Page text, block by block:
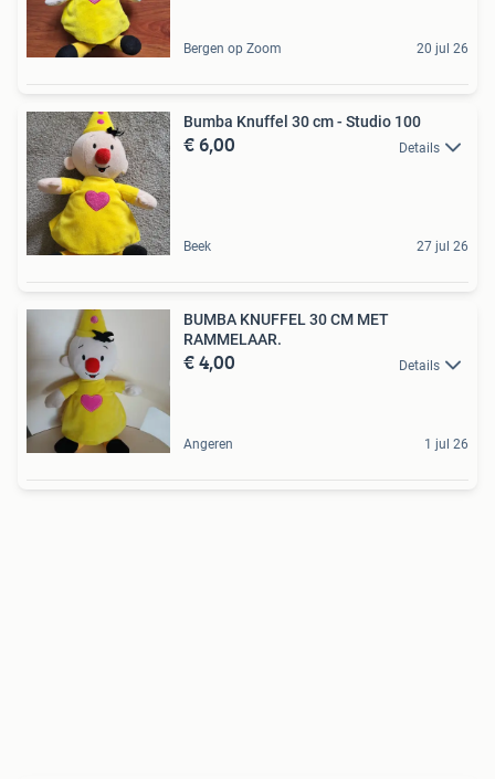
Bergen op Zoom 20 jul 26
Bumba Knuffel 30 cm - Studio 100
€ 6,00 Details
Beek 27 jul 26
BUMBA KNUFFEL 30 CM MET
RAMMELAAR.
€ 4,00 Details
Angeren 1 jul 26